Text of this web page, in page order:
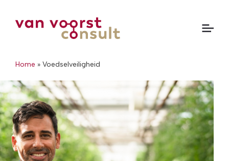
Home » Voedselveiligheid